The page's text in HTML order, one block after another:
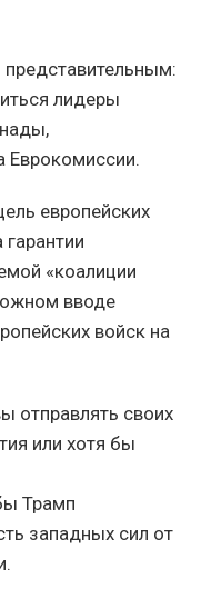
лидеры
Еврокомиссии.
европейских
«коалиции
вводе
войск на
отправлять своих
или хотя бы
Трамп
западных сил от